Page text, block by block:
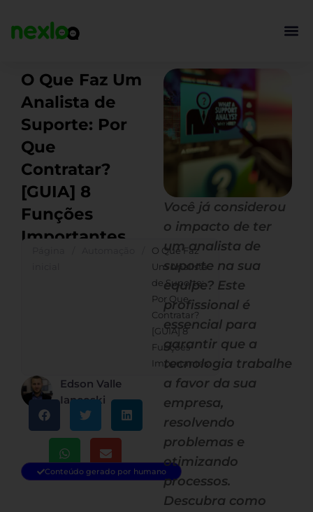
para
O Que Faz Um
Analista de
Suporte: Por
Que
Contratar?
[GUIA] 8
Funções
Importantes
O Que Faz
Um Analista
de Suporte:
Por Que
Contratar?
[GUIA] 8
Funções
Importantes
Edson Valle
Iancoski
Conteúdo gerado por humano
Você já considerou
o impacto de ter
um analista de
suporte na sua
equipe? Este
profissional é
essencial para
garantir que a
tecnologia trabalhe
a favor da sua
empresa,
resolvendo
problemas e
otimizando
processos.
Descubra como